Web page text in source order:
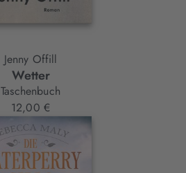
Jenny Offill
Wetter
Taschenbuch
12,00 €